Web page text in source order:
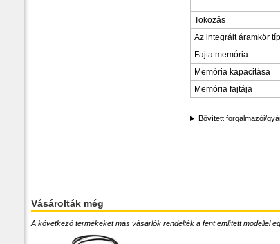
Tokozás
Az integrált áramkör
Fajta memória
Memória kapacitása
Memória fajtája
Bővített forgalmazói/
Vásárolták még
A következő termékeket más vásárlók rendelték a fent említett modellel